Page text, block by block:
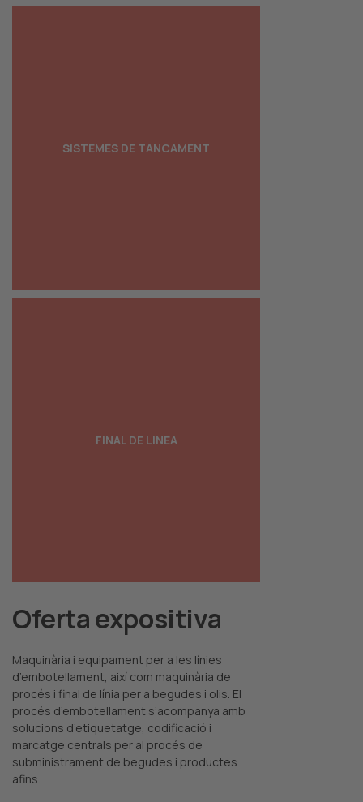
SISTEMES DE TANCAMENT
SISTEMES DE TANCAMENT
FINAL DE LINEA
FINAL DE LINEA
Oferta expositiva
Maquinària i equipament per a les línies
d’embotellament, així com maquinària de
procés i final de línia per a begudes i olis. El
procés d’embotellament s’acompanya amb
solucions d’etiquetatge, codificació i
marcatge centrals per al procés de
subministrament de begudes i productes
afins.